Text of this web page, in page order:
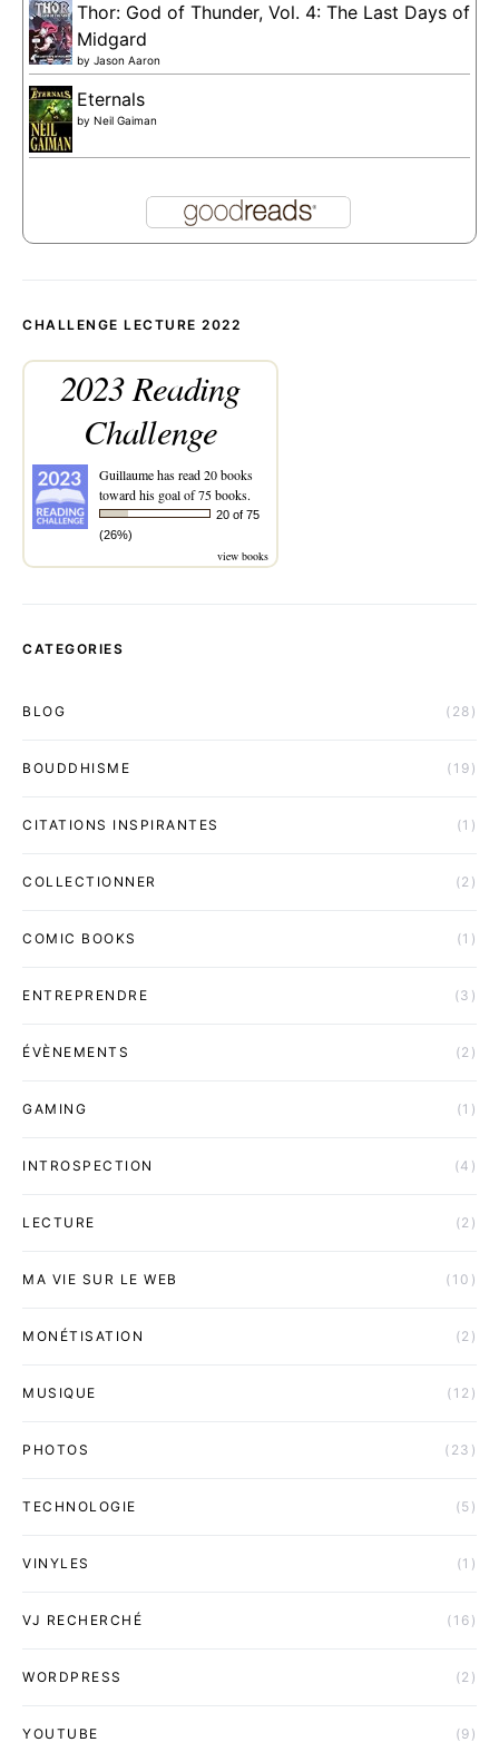
Thor: God of Thunder, Vol. 4: The Last Days of
Midgard
by Jason Aaron
Eternals
by Neil Gaiman
CHALLENGE LECTURE 2022
2023 Reading
Challenge
Guillaumehas read 20 books
toward his goal of 75 books.
20 of 75
(26%)
view books
CATEGORIES
BLOG (28)
BOUDDHISME (19)
CITATIONS INSPIRANTES (1)
COLLECTIONNER (2)
COMIC BOOKS (1)
ENTREPRENDRE (3)
ÉVÈNEMENTS (2)
GAMING (1)
INTROSPECTION (4)
LECTURE (2)
MA VIE SUR LE WEB (10)
MONÉTISATION (2)
MUSIQUE (12)
PHOTOS (23)
TECHNOLOGIE (5)
VINYLES (1)
VJ RECHERCHÉ (16)
WORDPRESS (2)
YOUTUBE (9)